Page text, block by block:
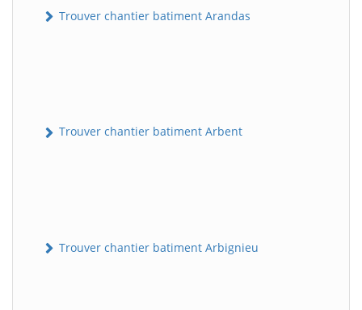
Trouver chantier batiment Arandas
Trouver chantier batiment Arbent
Trouver chantier batiment Arbignieu